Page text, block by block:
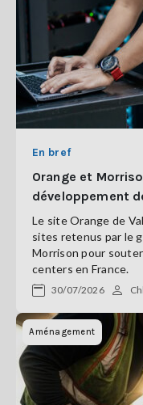
En bref
Orange et
développement
Le site Orange de
sites retenus par le
Morrison pour
centers en France.
30/07/2026
Aménagement